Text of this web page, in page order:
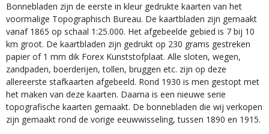
Bonnebladen zijn de eerste in kleur gedrukte kaarten van het
voormalige Topographisch Bureau. De kaartbladen zijn gemaakt
vanaf 1865 op schaal 1:25.000. Het afgebeelde gebied is 7 bij 10
km groot. De kaartbladen zijn gedrukt op 230 grams gestreken
papier of 1 mm dik Forex Kunststofplaat. Alle sloten, wegen,
zandpaden, boerderijen, tollen, bruggen etc. zijn op deze
allereerste stafkaarten afgebeeld. Rond 1930 is men gestopt met
het maken van deze kaarten. Daarna is een nieuwe serie
topografische kaarten gemaakt. De bonnebladen die wij verkopen
zijn gemaakt rond de vorige eeuwwisseling, tussen 1890 en 1915.